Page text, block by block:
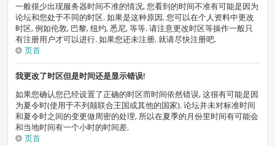
一般很少出现服务器时间不准的情况, 您看到的时间不准有可能是因为
论坛和您处于不同的时区. 如果是这种原因, 您可以在个人资料中更改
时区, 例如伦敦, 巴黎, 纽约, 悉尼, 等等. 请注意更改时区等操作一般只
有注册用户才可以进行. 如果您还未注册, 就请尽快注册吧.
页首
我更改了时区但是时间还是显示错误!
如果您确认您已经设置了正确的时区而时间依然错误, 这很有可能是因
为夏令时(使用于不列颠联合王国或其他的国家). 论坛并未对标准时间
和夏令时之间的变更做周密的处理, 所以在夏季的月份里时间有可能会
和当地时间有一个小时的时间差.
页首